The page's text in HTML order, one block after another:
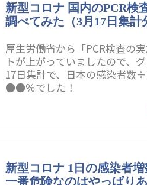
新型コロナ 国内のPCR検
調べてみた（3月17日集計
厚生労働省から「PCR検査の
トが上がっていましたので、
17日集計で、日本の感染者数
●●％でした！
新型コロナ 1日の感染者
一番危険なのはやっぱり